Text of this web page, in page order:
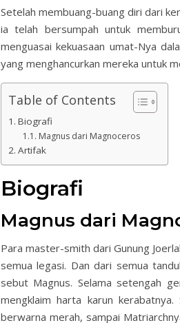
Setelah membuang-buang diri dari
ia telah bersumpah untuk
menguasai kekuasaan umat-Nya
yang menghancurkan mereka untuk
Table of Contents
Biografi
Magnus dari Magnoceros
Artifak
Biografi
Magnus dari
Para master-smith dari Gunung
semua legasi. Dan dari semua
sebut Magnus. Selama setengah
mengklaim harta karun
berwarna merah, sampai